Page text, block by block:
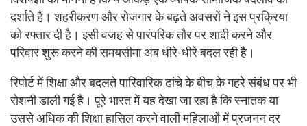
दर्शाते हैं। शहरीकरण और रोजगार के बढ़ते अवसरों ने इस प्रक्रिया
को रफ्तार दी है। इसी वजह से पारंपरिक तौर पर शादी करने और
परिवार शुरू करने की समयसीमा अब धीरे-धीरे बदल रही है।
रिपोर्ट में शिक्षा और बदलते पारिवारिक ढांचे के बीच के गहरे संबंध पर भी
रोशनी डाली गई है। पूरे भारत में यह देखा जा रहा है कि स्नातक या
उससे अधिक की शिक्षा हासिल करने वाली महिलाओं में प्रजनन दर